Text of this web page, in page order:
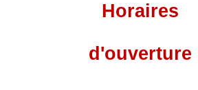
Horaires
d'ouverture